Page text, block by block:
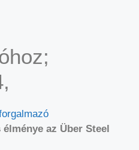
az Über Steel